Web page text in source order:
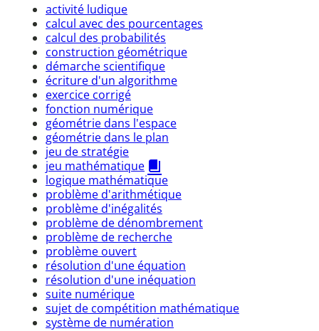
activité ludique
calcul avec des pourcentages
calcul des probabilités
construction géométrique
démarche scientifique
écriture d'un algorithme
exercice corrigé
fonction numérique
géométrie dans l'espace
géométrie dans le plan
jeu de stratégie
jeu mathématique
logique mathématique
problème d'arithmétique
problème d'inégalités
problème de dénombrement
problème de recherche
problème ouvert
résolution d'une équation
résolution d'une inéquation
suite numérique
sujet de compétition mathématique
système de numération